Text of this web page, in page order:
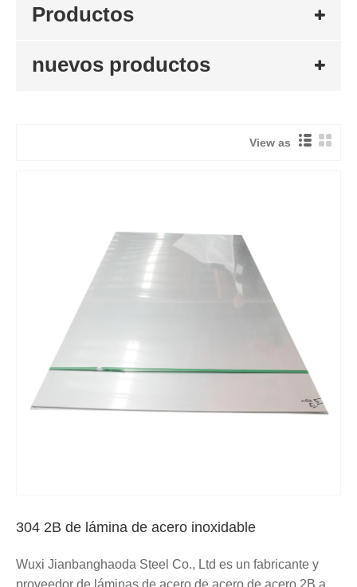
Productos
nuevos productos
View as
304 2B de lámina de acero inoxidable
Wuxi Jianbanghaoda Steel Co., Ltd es un fabricante y
proveedor de láminas de acero de acero de acero 2B a